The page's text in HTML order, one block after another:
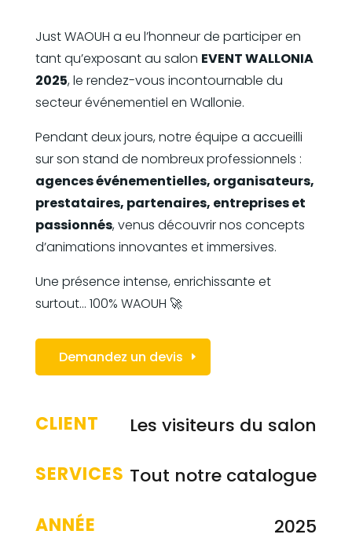
Just WAOUH a eu l’honneur de participer en
tant qu’exposant au salon EVENT WALLONIA
2025, le rendez-vous incontournable du
secteur événementiel en Wallonie.
Pendant deux jours, notre équipe a accueilli
sur son stand de nombreux professionnels :
agences événementielles, organisateurs,
prestataires, partenaires, entreprises et
passionnés, venus découvrir nos concepts
d’animations innovantes et immersives.
Une présence intense, enrichissante et
surtout… 100% WAOUH 🚀
Demandez un devis
CLIENT
Les visiteurs du salon
SERVICES Tout notre catalogue
ANNÉE 2025